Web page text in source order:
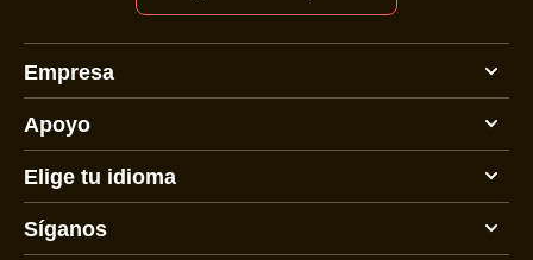
Empresa
Apoyo
Elige tu idioma
Síganos